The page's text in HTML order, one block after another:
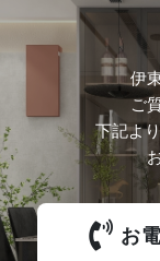
伊
ご
下記よ